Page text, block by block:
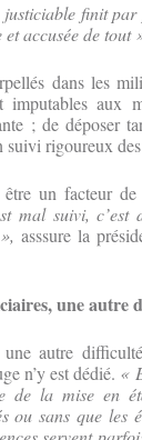
finit
accusée de tout
dans les
aux
; de déposer
suivi rigoureux
un facteur
mal suivi,
asssure la
une autre
autre
n’y est dédié. «
de la mise en
ou sans que les